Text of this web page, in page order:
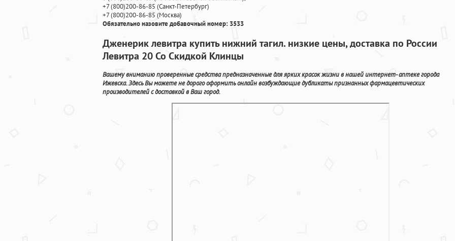
+7(800)200-86-85 (Санкт-Петербург)
+7(800)200-86-85 (Москва)
Обязательно назовите добавочный номер: 3533
Дженерик левитра купить нижний тагил. низкие цены, доставка по России
Левитра 20 Со Скидкой Клинцы
Вашему вниманию проверенные средства предназначенные для ярких красок жизни в нашей интернет- аптеке города
Ижевска. Здесь Вы можете не дорого оформить онлайн возбуждающие дубликаты признанных фармацевтических
производителей с доставкой в Ваш город.